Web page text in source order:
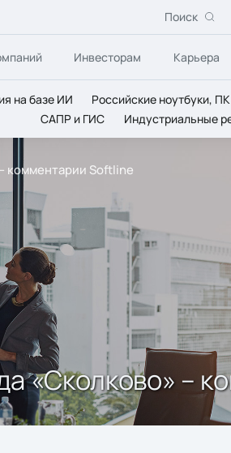
Поиск
Инвесторам Карьера
на базе ИИ Российские ноутбуки,
САПР и ГИС
Индустриальные
комментарии Softline
«Сколково» –